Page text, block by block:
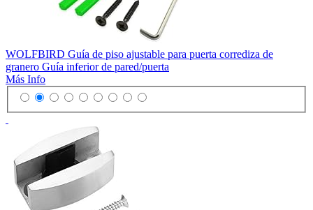
WOLFBIRD Guía de piso ajustable para puerta corrediza de
granero Guía inferior de pared/puerta
Más Info